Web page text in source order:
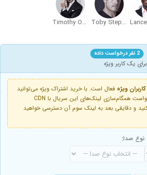
Toby Stephens
Timothy Omundson
2 نفر درخواست داده
کاربران ویژه فعال است. با خرید اشتراک ویژه می‌توانید
هر 24 ساعت یک‌بار درخواست همگام‌سازی لینک‌های این سریال با CDN
و دقایقی بعد به لینک سوم آن دسترسی خواهید
نوع صدا: